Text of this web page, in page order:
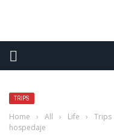
TRIPS
Home › All › Life › Trips
hospedaje